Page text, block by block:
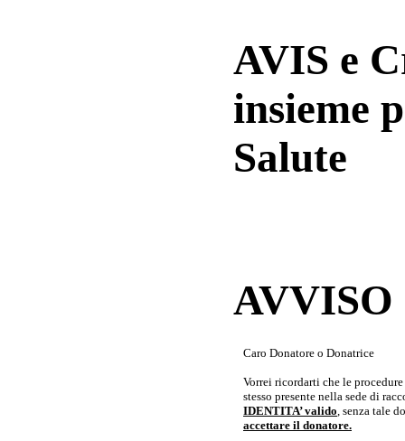
AVIS e
insieme
Salute
Caro Donatore o Donatrice
Vorrei ricordarti che le
stesso presente nella sede di
IDENTITA’ valido, senza tale
accettare il donatore.